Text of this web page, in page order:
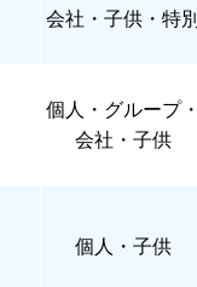
会社・子供・特別
個人
・グループ・
会社・子供
個人 ・子供